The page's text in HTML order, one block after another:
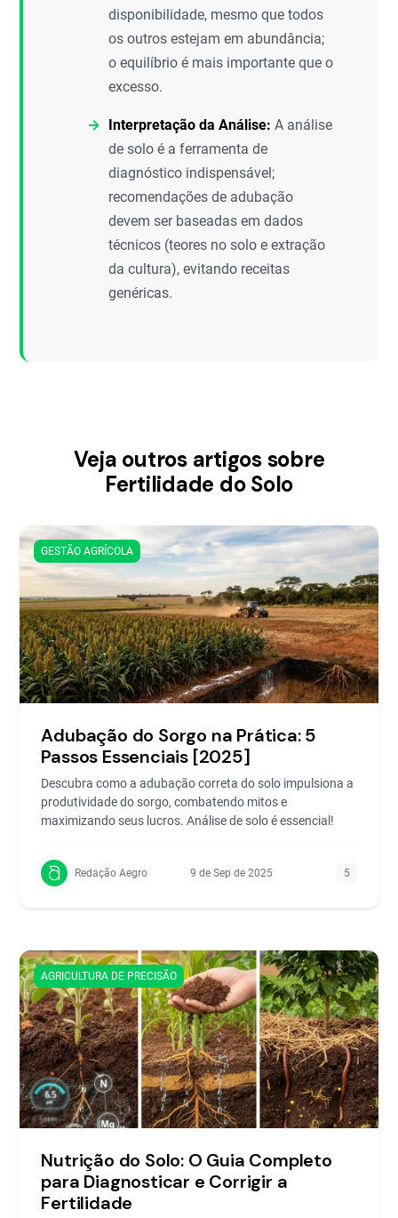
disponibilidade, mesmo que todos
os outros estejam em abundância;
o equilíbrio é mais importante que o
excesso.
Interpretação da Análise: A análise
de solo é a ferramenta de
diagnóstico indispensável;
recomendações de adubação
devem ser baseadas em dados
técnicos (teores no solo e extração
da cultura), evitando receitas
genéricas.
Veja outros artigos sobre
Fertilidade do Solo
GESTÃO AGRÍCOLA
Adubação do Sorgo na Prática: 5
Passos Essenciais [2025]
Descubra como a adubação correta do solo impulsiona a
produtividade do sorgo, combatendo mitos e
maximizando seus lucros. Análise de solo é essencial!
Redação Aegro 9 de Sep de 2025 5
AGRICULTURA DE PRECISÃO
Nutrição do Solo: O Guia Completo
para Diagnosticar e Corrigir a
Fertilidade